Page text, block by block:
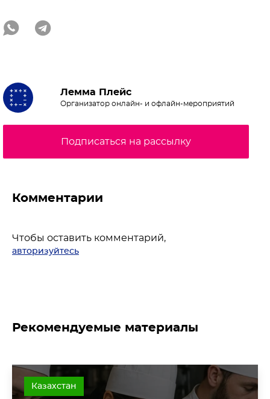
Лемма Плейс
Организатор онлайн- и офлайн-мероприятий
Подписаться на рассылку
Комментарии
Чтобы оставить комментарий,
авторизуйтесь
Рекомендуемые материалы
Казахстан